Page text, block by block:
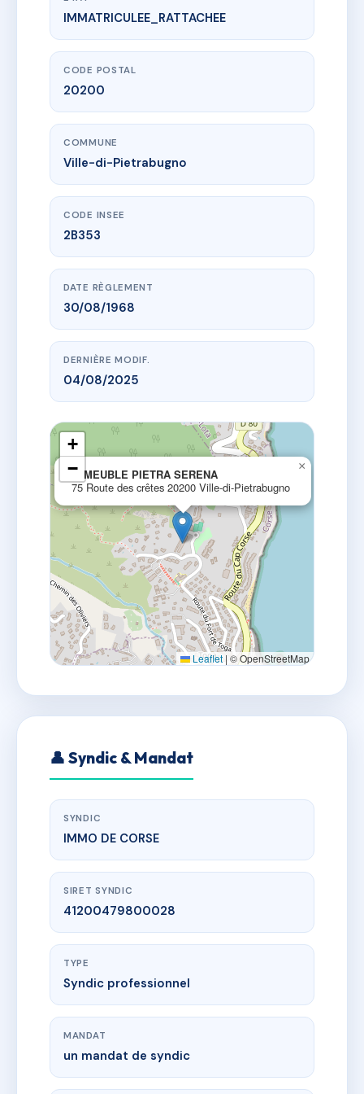
www.vme.plus/AC6707863
IMMEUBLE PIETRA SERENA
75 Route des crêtes
IMMATRICULEE_RATTACHEE
CODE POSTAL
20200
COMMUNE
Ville-di-Pietrabugno
CODE INSEE
2B353
DATE RÈGLEMENT
30/08/1968
DERNIÈRE MODIF.
04/08/2025
IMMEUBLE PIETRA SERENA
75 Route des crêtes 20200 Ville-di-Pietrabugno
×
+
−
Leaflet | © OpenStreetMap
👤 Syndic & Mandat
SYNDIC
IMMO DE CORSE
SIRET SYNDIC
41200479800028
TYPE
Syndic professionnel
MANDAT
un mandat de syndic